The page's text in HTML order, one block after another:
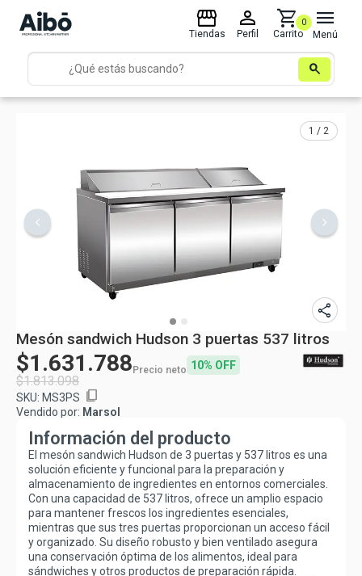
search
storefront
Tiendas
person
Perfil
shopping_cart
Carrito
0 menu
Menú
1 / 2
share
Mesón sandwich Hudson 3 puertas 537 litros
$1.631.788 Precio neto 10% OFF
$1.813.098
SKU: MS3PS content_copy
Vendido por: Marsol
Información del producto
El mesón sandwich Hudson de 3 puertas y 537 litros es una
solución eficiente y funcional para la preparación y
almacenamiento de ingredientes en entornos comerciales.
Con una capacidad de 537 litros, ofrece un amplio espacio
para mantener frescos los ingredientes esenciales,
mientras que sus tres puertas proporcionan un acceso fácil
y organizado. Su diseño robusto y bien ventilado asegura
una conservación óptima de los alimentos, ideal para
sándwiches y otros productos de preparación rápida.